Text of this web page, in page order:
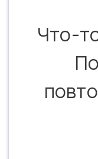
Что-